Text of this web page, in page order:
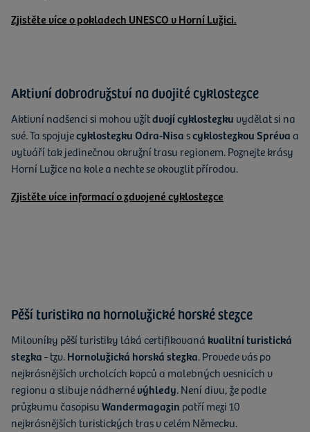
Zjistěte více o pokladech UNESCO v Horní Lužici.
Aktivní dobrodružství na dvojité cyklostezce
Aktivní nadšenci si mohou užítdvojí cyklostezku vydělat si na
své. Ta spojujecyklostezku Odra-Nisascyklostezkou Sprévaa
vytváří tak jedinečnou okružní trasu regionem. Poznejte krásy
Horní Lužice na kole a nechte se okouzlit přírodou.
Zjistěte více informací o zdvojené cyklostezce
Pěší turistika na hornolužické horské stezce
Milovníky pěší turistiky láká certifikovaná kvalitní turistická
stezka- tzv.Hornolužická horská stezka. Provede vás po
nejkrásnějších vrcholcích kopců a malebných vesnicích v
regionu a slibuje nádhernévýhledy. Není divu, že podle
průzkumu časopisuWandermagazin patří mezi 10
nejkrásnějších turistických tras v celém Německu.